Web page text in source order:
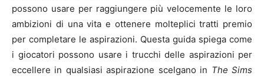
possono usare per raggiungere più velocemente le loro
ambizioni di una vita e ottenere molteplici tratti premio
per completare le aspirazioni. Questa guida spiega come
i giocatori possono usare i trucchi delle aspirazioni per
eccellere in qualsiasi aspirazione scelgano in The Sims